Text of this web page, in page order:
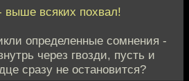
выше всяких похвал!
определенные сомнения -
через гвозди, пусть и
сразу не остановится?